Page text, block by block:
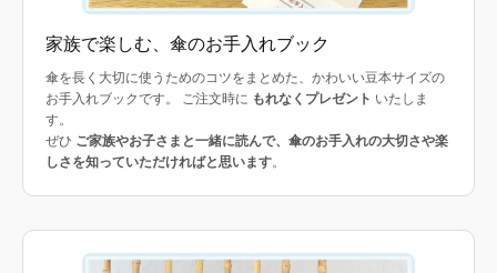
家族で楽しむ、傘のお手入れブック
傘を長く大切に使うためのコツをまとめた、かわいい豆本サイズの
お手入れブックです。 ご注文時に もれなくプレゼント いたしま
す。
ぜひ ご家族やお子さまと一緒に読んで、傘のお手入れの大切さや楽
しさを知っていただければと思います。